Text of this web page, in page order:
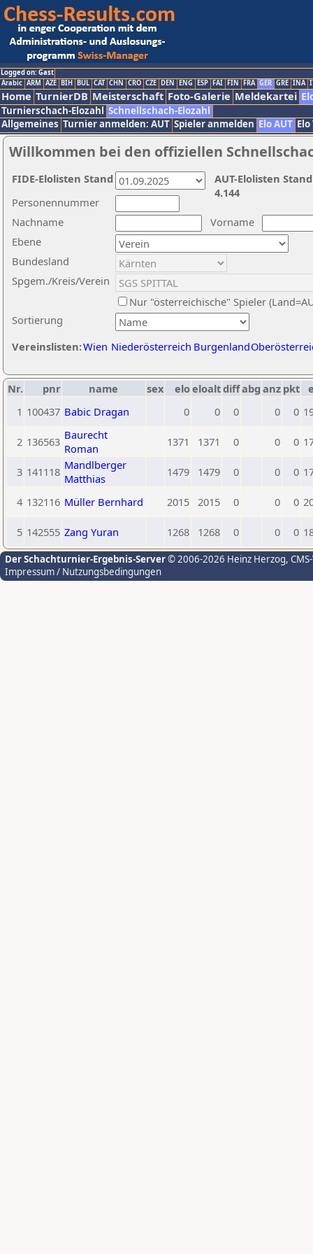
Logged on: Gast
Arabic ARM AZE BIH BUL CAT CHN CRO CZE DEN ENG ESP FAI FIN FRA GER GRE INA
Home TurnierDB Meisterschaft Foto-Galerie Meldekartei
Turnierschach-Elozahl Schnellschach-Elozahl
Allgemeines Turnier anmelden: AUT Spieler anmelden Elo AUT
Willkommen bei den offiziellen
Nachname
Vorname
Ebene
Sortierung
Personennummer
Bundesland
Spgem./Kreis/Verein
Nur "österreichische" Spieler
Vereinslisten:Wien Niederösterreich Burgenland
AUT-Elolisten
4.144
FIDE-Elolisten Stand
Nr. pnr name sex eloeloaltdiffabg anz pkt
1 100437 Babic Dragan 0 0 0 0 0
2 136563 Baurecht
Roman
1371 1371 0 0 0
3 141118 Mandlberger
Matthias
1479 1479 0 0 0
4 132116 Müller Bernhard 2015 2015 0 0 0
5 142555 Zang Yuran 1268 1268 0 0 0
Der Schachturnier-Ergebnis-Server© 2006-2026 Heinz Herzog,
Impressum / Nutzungsbedingungen